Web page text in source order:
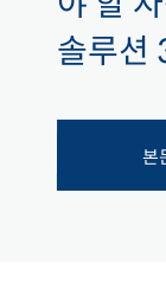
솔루션
본